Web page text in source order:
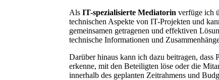
Als IT-spezialisierte Mediatorin verfüge ich
technischen Aspekte von IT-Projekten und
gemeinsamen getragenen und effektiven
technische Informationen und
Darüber hinaus kann ich dazu beitragen,
erkenne, mit den Beteiligten löse oder die
innerhalb des geplanten Zeitrahmens und